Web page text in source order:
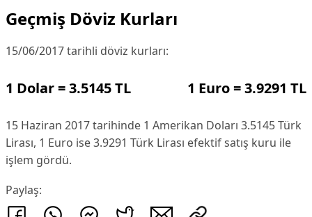
Geçmiş Döviz Kurları
15/06/2017 tarihli döviz kurları:
1 Dolar = 3.5145 TL 1 Euro = 3.9291 TL
15 Haziran 2017 tarihinde 1 Amerikan Doları 3.5145 Türk
Lirası, 1 Euro ise 3.9291 Türk Lirası efektif satış kuru ile
işlem gördü.
Paylaş: